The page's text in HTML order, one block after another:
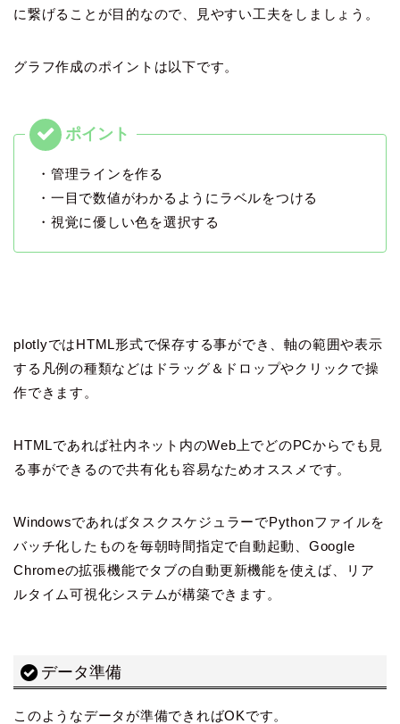
に繋げることが目的なので、見やすい工夫をしましょう。
グラフ作成のポイントは以下です。
・管理ラインを作る
・一目で数値がわかるようにラベルをつける
・視覚に優しい色を選択する
plotlyではHTML形式で保存する事ができ、軸の範囲や表示
する凡例の種類などはドラッグ＆ドロップやクリックで操
作できます。
HTMLであれば社内ネット内のWeb上でどのPCからでも見
る事ができるので共有化も容易なためオススメです。
WindowsであればタスクスケジュラーでPythonファイルを
バッチ化したものを毎朝時間指定で自動起動、Google
Chromeの拡張機能でタブの自動更新機能を使えば、リア
ルタイム可視化システムが構築できます。
データ準備
このようなデータが準備できればOKです。